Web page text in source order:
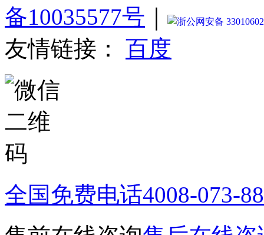
备10035577号
浙公网安备
友情链接： 百度
全国免费电话4008-073-